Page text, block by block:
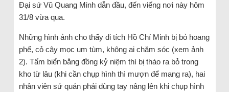
Đại sứ Vũ Quang Minh dẫn đầu, đến viếng nơi này hôm
31/8 vừa qua.
Những hình ảnh cho thấy di tích Hồ Chí Minh bị bỏ hoang
phế, cỏ cây mọc um tùm, không ai chăm sóc (xem ảnh
2). Tấm biển bằng đồng kỷ niệm thì bị tháo ra bỏ trong
kho từ lâu (khi cần chụp hình thì mượn để mang ra), hai
nhân viên sứ quán phải dùng tay nâng lên khi chụp hình